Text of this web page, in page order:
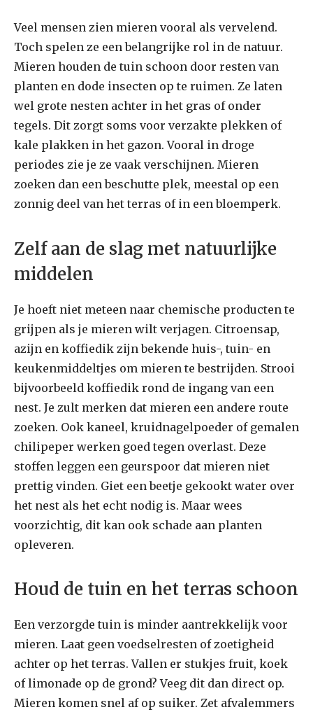
Veel mensen zien mieren vooral als vervelend.
Toch spelen ze een belangrijke rol in de natuur.
Mieren houden de tuin schoon door resten van
planten en dode insecten op te ruimen. Ze laten
wel grote nesten achter in het gras of onder
tegels. Dit zorgt soms voor verzakte plekken of
kale plakken in het gazon. Vooral in droge
periodes zie je ze vaak verschijnen. Mieren
zoeken dan een beschutte plek, meestal op een
zonnig deel van het terras of in een bloemperk.
Zelf aan de slag met natuurlijke
middelen
Je hoeft niet meteen naar chemische producten te
grijpen als je mieren wilt verjagen. Citroensap,
azijn en koffiedik zijn bekende huis-, tuin- en
keukenmiddeltjes om mieren te bestrijden. Strooi
bijvoorbeeld koffiedik rond de ingang van een
nest. Je zult merken dat mieren een andere route
zoeken. Ook kaneel, kruidnagelpoeder of gemalen
chilipeper werken goed tegen overlast. Deze
stoffen leggen een geurspoor dat mieren niet
prettig vinden. Giet een beetje gekookt water over
het nest als het echt nodig is. Maar wees
voorzichtig, dit kan ook schade aan planten
opleveren.
Houd de tuin en het terras schoon
Een verzorgde tuin is minder aantrekkelijk voor
mieren. Laat geen voedselresten of zoetigheid
achter op het terras. Vallen er stukjes fruit, koek
of limonade op de grond? Veeg dit dan direct op.
Mieren komen snel af op suiker. Zet afvalemmers